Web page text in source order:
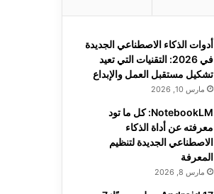
أدوات الذكاء الاصطناعي الجديدة
في 2026: التقنيات التي تعيد
تشكيل مستقبل العمل والإبداع
مارس 10, 2026
NotebookLM: كل ما تود
معرفته عن أداة الذكاء
الاصطناعي الجديدة لتنظيم
المعرفة
مارس 8, 2026